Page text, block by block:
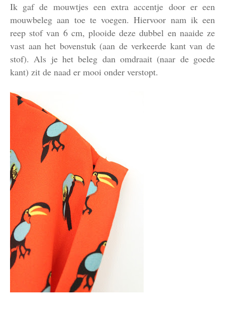
Ik gaf de mouwtjes een extra accentje door er een
mouwbeleg aan toe te voegen. Hiervoor nam ik een
reep stof van 6 cm, plooide deze dubbel en naaide ze
vast aan het bovenstuk (aan de verkeerde kant van de
stof). Als je het beleg dan omdraait (naar de goede
kant) zit de naad er mooi onder verstopt.